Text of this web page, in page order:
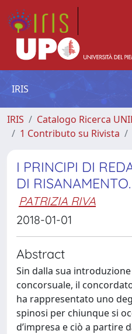
IRIS
IRIS
Catalogo Ricerca
1 Contributo su Rivista
I PRINCIPI DI
DI RISANAMENTO.
PATRIZIA RIVA
2018-01-01
Abstract
Sin dalla sua
concorsuale, il
ha rappresentato uno
spinosi per chiunque si
d’impresa e ciò a partire